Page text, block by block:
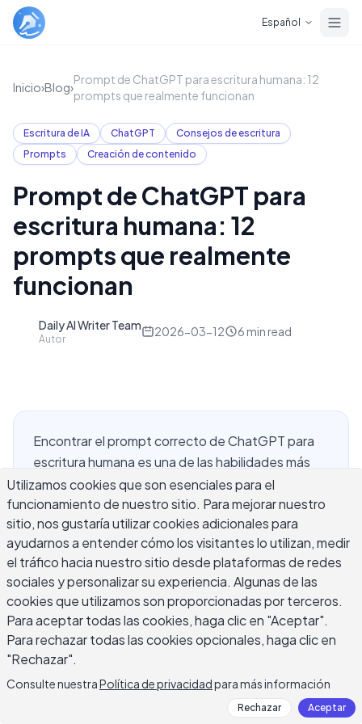
Español
Inicio›Blog›
Prompt de ChatGPT para escritura humana: 12
prompts que realmente funcionan
Escritura de IA ChatGPT
Consejos de escritura
Prompts
Creación de contenido
Prompt de ChatGPT para
escritura humana: 12
prompts que realmente
funcionan
Daily AI Writer Team
Autor
2026-03-12 6 min read
Encontrar el prompt correcto de ChatGPT para
escritura humana es una de las habilidades más
prácticas que puede desarrollar como usuario de
IA. Cuando los prompts son vagos, la salida se lee
como una plantilla — frases rígidas, transiciones
genéricas y oraciones que parecen ensambladas
en lugar de escritas. Pequeños cambios en cómo
formula sus instrucciones marcan una diferencia
significativa. Esta guía lo guía a través de
estructuras de prompts específicas, ejemplos
reales y las variables clave que separan el
suena como si una persona lo hubiera escrito.
Utilizamos cookies que son esenciales para el
funcionamiento de nuestro sitio. Para mejorar nuestro
sitio, nos gustaría utilizar cookies adicionales para
ayudarnos a entender cómo los visitantes lo utilizan, medir
el tráfico hacia nuestro sitio desde plataformas de redes
sociales y personalizar su experiencia. Algunas de las
cookies que utilizamos son proporcionadas por terceros.
Para aceptar todas las cookies, haga clic en "Aceptar".
Para rechazar todas las cookies opcionales, haga clic en
"Rechazar".
Consulte nuestraPolítica de privacidadpara más información
Rechazar Aceptar